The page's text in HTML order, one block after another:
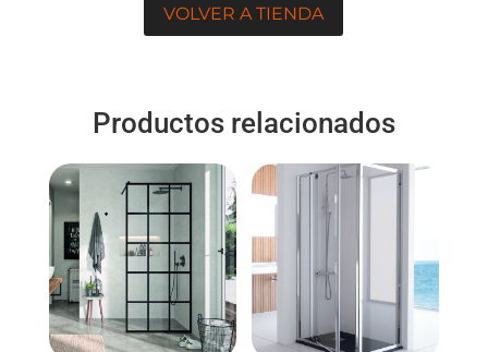
VOLVER A TIENDA
Productos relacionados